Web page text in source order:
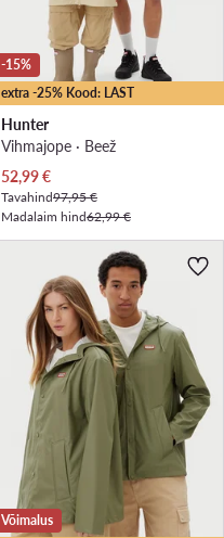
extra -25% Kood: LAST
-15%
Hunter
Vihmajope · Beež
Praegune hind
52,99€
Tavahind97,95 €
Madalaim hind62,99 €
Võimalus